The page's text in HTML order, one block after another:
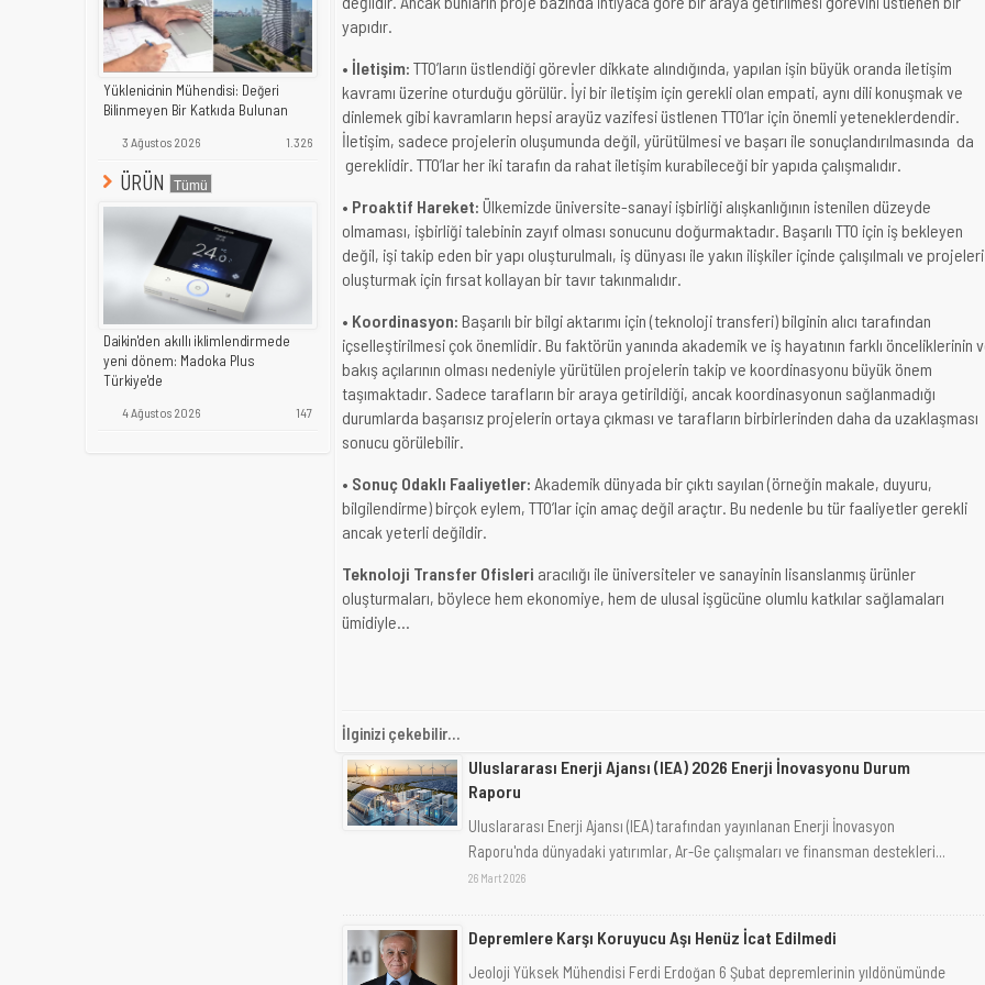
Yüklenicinin Mühendisi: Değeri
Bilinmeyen Bir Katkıda Bulunan
3 Ağustos 2026 1.326
ÜRÜN
Daikin'den akıllı iklimlendirmede
yeni dönem: Madoka Plus
Türkiye'de
4 Ağustos 2026 147
yapıdır.
• İletişim: TTO’ların üstlendiği görevler dikkate alındığında, yapılan işin büyük oranda iletişim
kavramı üzerine oturduğu görülür. İyi bir iletişim için gerekli olan empati, aynı dili konuşmak ve
dinlemek gibi kavramların hepsi arayüz vazifesi üstlenen TTO’lar için önemli yeteneklerdendir.
İletişim, sadece projelerin oluşumunda değil, yürütülmesi ve başarı ile sonuçlandırılmasında da
gereklidir. TTO’lar her iki tarafın da rahat iletişim kurabileceği bir yapıda çalışmalıdır.
• Proaktif Hareket: Ülkemizde üniversite-sanayi işbirliği alışkanlığının istenilen düzeyde
olmaması, işbirliği talebinin zayıf olması sonucunu doğurmaktadır. Başarılı TTO için iş bekleyen
değil, işi takip eden bir yapı oluşturulmalı, iş dünyası ile yakın ilişkiler içinde çalışılmalı ve projeleri
oluşturmak için fırsat kollayan bir tavır takınmalıdır.
• Koordinasyon: Başarılı bir bilgi aktarımı için (teknoloji transferi) bilginin alıcı tarafından
içselleştirilmesi çok önemlidir. Bu faktörün yanında akademik ve iş hayatının farklı önceliklerinin
bakış açılarının olması nedeniyle yürütülen projelerin takip ve koordinasyonu büyük önem
taşımaktadır. Sadece tarafların bir araya getirildiği, ancak koordinasyonun sağlanmadığı
durumlarda başarısız projelerin ortaya çıkması ve tarafların birbirlerinden daha da uzaklaşması
sonucu görülebilir.
• Sonuç Odaklı Faaliyetler: Akademik dünyada bir çıktı sayılan (örneğin makale, duyuru,
bilgilendirme) birçok eylem, TTO’lar için amaç değil araçtır. Bu nedenle bu tür faaliyetler gerekli
ancak yeterli değildir.
Teknoloji Transfer Ofisleri aracılığı ile üniversiteler ve sanayinin lisanslanmış ürünler
oluşturmaları, böylece hem ekonomiye, hem de ulusal işgücüne olumlu katkılar sağlamaları
ümidiyle…
İlginizi çekebilir...
Uluslararası Enerji Ajansı (IEA) 2026 Enerji İnovasyonu Durum
Raporu
Uluslararası Enerji Ajansı (IEA) tarafından yayınlanan Enerji İnovasyon
Raporu'nda dünyadaki yatırımlar, Ar-Ge çalışmaları ve finansman destekleri...
26 Mart 2026
Depremlere Karşı Koruyucu Aşı Henüz İcat Edilmedi
Jeoloji Yüksek Mühendisi Ferdi Erdoğan 6 Şubat depremlerinin yıldönümünde